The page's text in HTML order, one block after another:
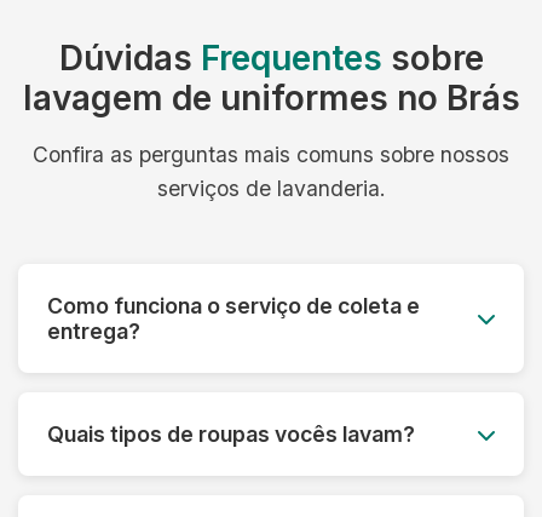
Dúvidas Frequentes sobre
lavagem de uniformes no Brás
Confira as perguntas mais comuns sobre nossos
serviços de lavanderia.
Como funciona o serviço de coleta e
entrega?
a lavagem, entregamos tudo limpo e passado
para você.
Quais tipos de roupas vocês lavam?